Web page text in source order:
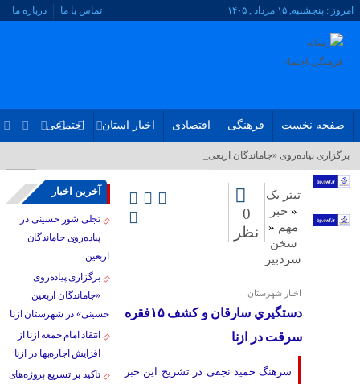
امروز : پنجشنبه, ۱۵ مرداد , ۱۴۰۵ تماس با ما درباره ما
صفحه نخست فرهنگی اقتصادی اخبار استان اجتماعی
برگزاری پیاده‌روی «جاماندگان اربعین حسین_
تیتر یک
« خبر
مهم «
سخن
سردبیر
0
نظر
اخبار شهرستان
دستگيري سارقان و کشف ۱۵فقره
سرقت در ازنا
سرهنگ حمید نجفی در تشریح این خبر
آخرین اخبار
تجلی شور حسینی در
پیاده‌روی جاماندگان
اربعین
برگزاری پیاده‌روی
«جاماندگان اربعین
حسینی» در شهرستان ازنا
انتقاد امام جمعه ازنا از
افزایش اجاره‌بها در ازنا
تاکید بر تسریع پروژه‌های